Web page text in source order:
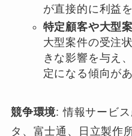
が直接的に利益
特定顧客や大型
大型案件の受注
きな影響を与え
定になる傾向が
競争環境: 情報サービ
タ、富士通、日立製作